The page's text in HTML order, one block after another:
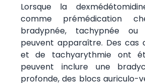
Lorsque la
comme prémédication
bradypnée, tachypnée ou
peuvent apparaître. Des cas
et de tachyarythmie ont
peuvent inclure une
profonde, des blocs auriculo-